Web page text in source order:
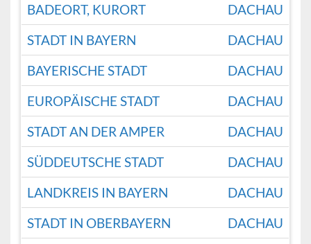
BADEORT, KURORT
DACHAU
STADT IN BAYERN
DACHAU
BAYERISCHE STADT
DACHAU
EUROPÄISCHE STADT
DACHAU
STADT AN DER AMPER
DACHAU
SÜDDEUTSCHE STADT
DACHAU
LANDKREIS IN BAYERN
DACHAU
STADT IN OBERBAYERN
DACHAU